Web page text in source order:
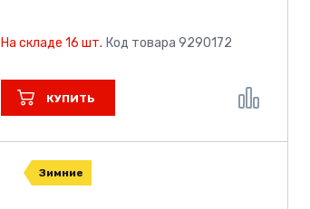
На складе 16 шт. Код товара 9290172
КУПИТЬ
Зимние